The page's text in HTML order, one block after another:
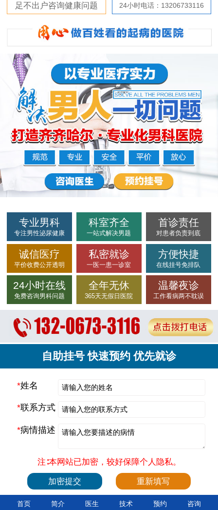
足不出户咨询健康问题 24小时电话：13206733116
专业男科
专注男性泌尿健康
科室齐全
一站式解决男题
首诊责任
对患者负责到底
诚信医疗
平价收费公开透明
私密就诊
一医一患一诊室
方便快捷
在线挂号免排队
24小时在线
免费咨询男科问题
全年无休
365天无假日医院
温馨夜诊
工作看病两不耽误
自助挂号 快速预约 优先就诊
*姓名
*联系方式
*病情描述
注∶本网站已加密，较好保障个人隐私。
首页 简介 医生 技术 预约 咨询